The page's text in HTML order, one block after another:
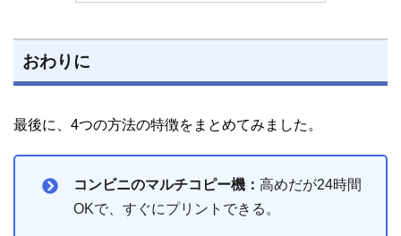
おわりに
最後に、4つの方法の特徴をまとめてみました。
コンビニのマルチコピー機：高めだが24時間
OKで、すぐにプリントできる。